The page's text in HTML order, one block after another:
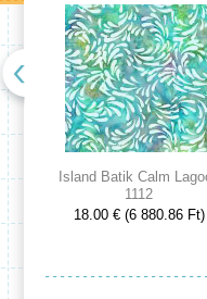
Island Batik Calm
1112
18.00 € (6 880.86 Ft)